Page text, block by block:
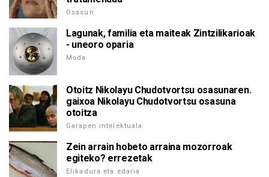
Osasun
Lagunak, familia eta maiteak Zintzilikarioak
- uneoro oparia
Moda
Otoitz Nikolayu Chudotvortsu osasunaren.
gaixoa Nikolayu Chudotvortsu osasuna
otoitza
Garapen intelektuala
Zein arrain hobeto arraina mozorroak
egiteko? errezetak
Elikadura eta edaria